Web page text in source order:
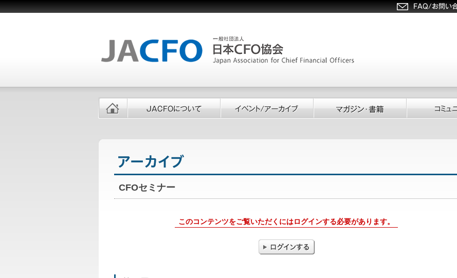
CFOセミナー
このコンテンツをご覧いただくにはログインする必要があります。